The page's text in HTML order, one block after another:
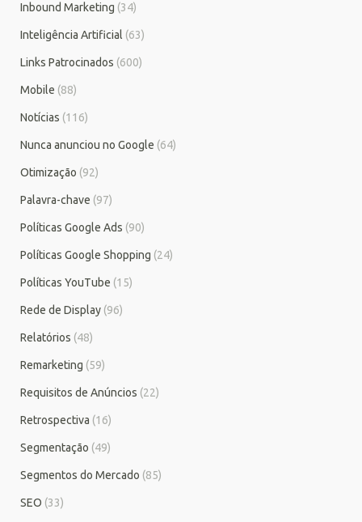
Inbound Marketing (34)
Inteligência Artificial (63)
Links Patrocinados (600)
Mobile (88)
Notícias (116)
Nunca anunciou no Google (64)
Otimização (92)
Palavra-chave (97)
Políticas Google Ads (90)
Políticas Google Shopping (24)
Políticas YouTube (15)
Rede de Display (96)
Relatórios (48)
Remarketing (59)
Requisitos de Anúncios (22)
Retrospectiva (16)
Segmentação (49)
Segmentos do Mercado (85)
SEO (33)